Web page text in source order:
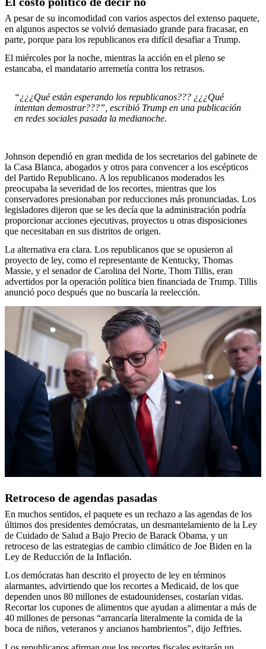
A pesar de su incomodidad con varios aspectos del extenso paquete,
en algunos aspectos se volvió demasiado grande para fracasar, en
parte, porque para los republicanos era difícil desafiar a Trump.
El miércoles por la noche, mientras la acción en el pleno se
estancaba, el mandatario arremetía contra los retrasos.
“¿¿¿Qué están esperando los republicanos??? ¿¿¿Qué
intentan demostrar???”, escribió Trump en una publicación
en redes sociales pasada la medianoche.
Johnson dependió en gran medida de los secretarios del gabinete de
la Casa Blanca, abogados y otros para convencer a los escépticos
del Partido Republicano. A los republicanos moderados les
preocupaba la severidad de los recortes, mientras que los
conservadores presionaban por reducciones más pronunciadas. Los
legisladores dijeron que se les decía que la administración podría
proporcionar acciones ejecutivas, proyectos u otras disposiciones
que necesitaban en sus distritos de origen.
La alternativa era clara. Los republicanos que se opusieron al
proyecto de ley, como el representante de Kentucky, Thomas
Massie, y el senador de Carolina del Norte, Thom Tillis, eran
advertidos por la operación política bien financiada de Trump. Tillis
anunció poco después que no buscaría la reelección.
Retroceso de agendas pasadas
En muchos sentidos, el paquete es un rechazo a las agendas de los
últimos dos presidentes demócratas, un desmantelamiento de la Ley
de Cuidado de Salud a Bajo Precio de Barack Obama, y un
retroceso de las estrategias de cambio climático de Joe Biden en la
Ley de Reducción de la Inflación.
Los demócratas han descrito el proyecto de ley en términos
alarmantes, advirtiendo que los recortes a Medicaid, de los que
dependen unos 80 millones de estadounidenses, costarían vidas.
Recortar los cupones de alimentos que ayudan a alimentar a más de
40 millones de personas “arrancaría literalmente la comida de la
boca de niños, veteranos y ancianos hambrientos”, dijo Jeffries.